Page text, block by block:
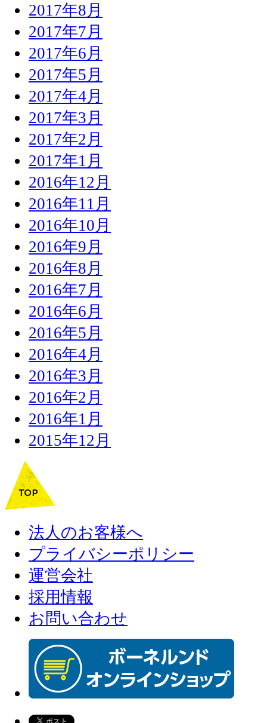
2017年8月
2017年7月
2017年6月
2017年5月
2017年4月
2017年3月
2017年2月
2017年1月
2016年12月
2016年11月
2016年10月
2016年9月
2016年8月
2016年7月
2016年6月
2016年5月
2016年4月
2016年3月
2016年2月
2016年1月
2015年12月
法人のお客様へ
プライバシーポリシー
運営会社
採用情報
お問い合わせ